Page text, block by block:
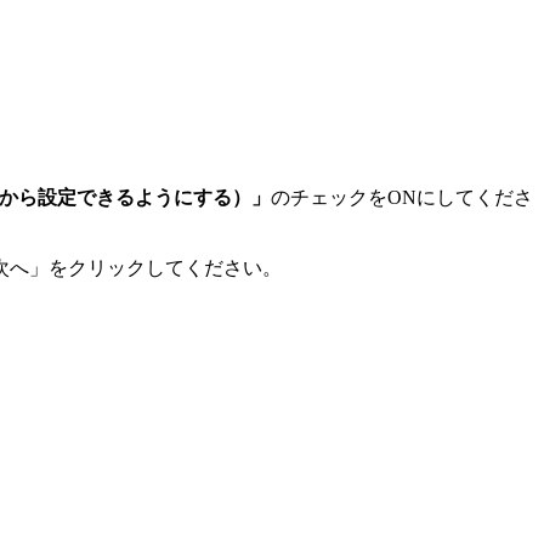
ら設定できるようにする）」 のチェックをONにしてくださ
」をクリックしてください。